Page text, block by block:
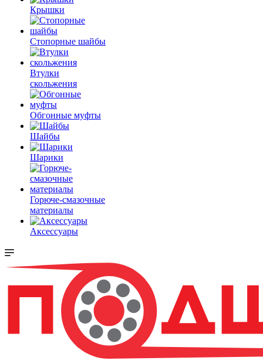
Крышки
Стопорные шайбы
Втулки
скольжения
Обгонные муфты
Шайбы
Шарики
Горюче-смазочные
материалы
Аксессуары